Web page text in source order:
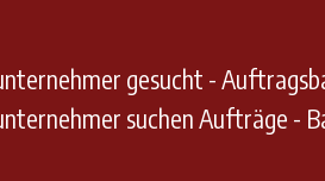
gesucht -
suchen Aufträge -